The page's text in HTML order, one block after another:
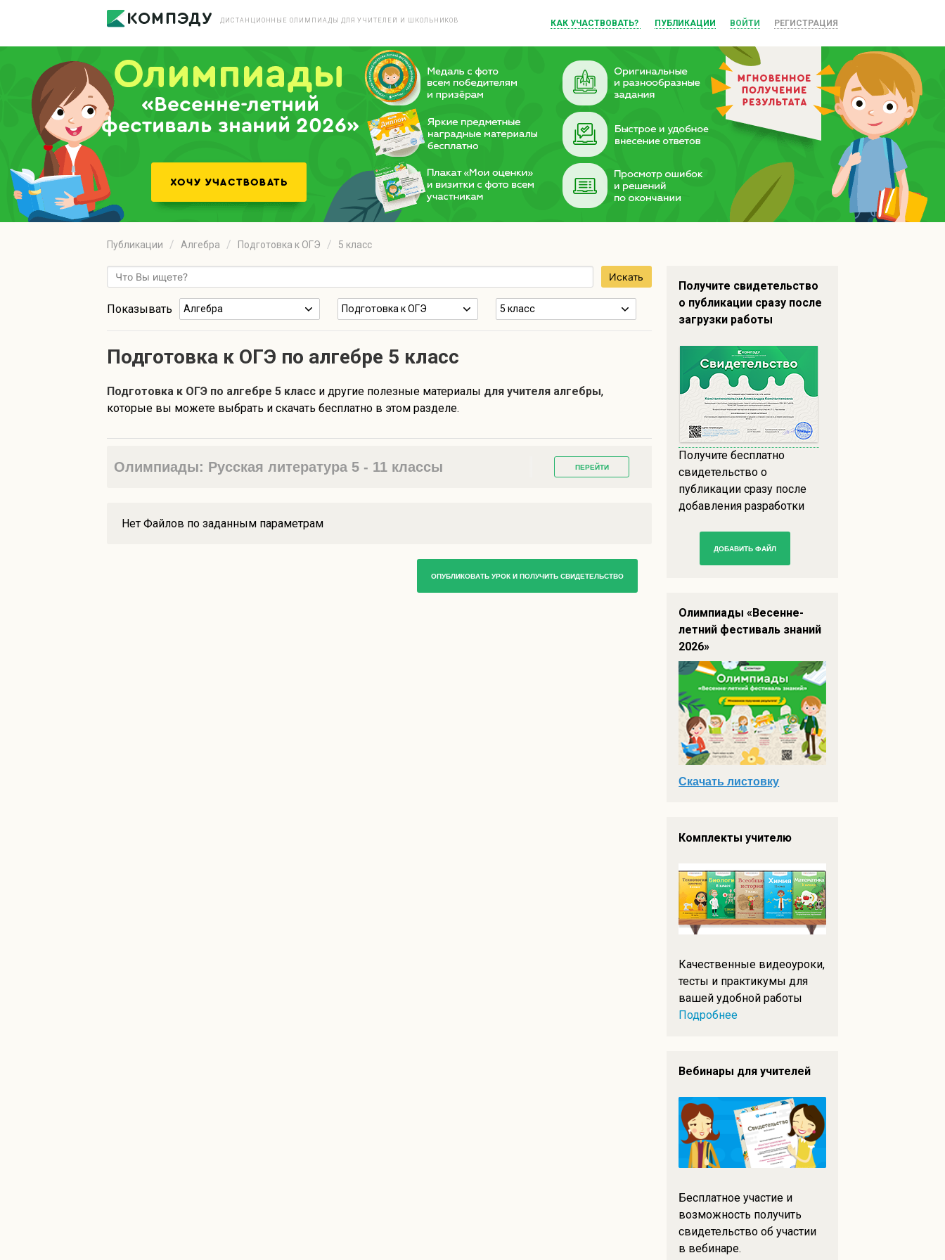
ДИСТАНЦИОННЫЕ ОЛИМПИАДЫ ДЛЯ УЧИТЕЛЕЙ И ШКОЛЬНИКОВ КАК УЧАСТВОВАТЬ? ПУБЛИКАЦИИ ВОЙТИ РЕГИСТРАЦИЯ
«Весенне-летний
фестиваль знаний 2026»
Публикации Алгебра Подготовка к ОГЭ 5 класс
Искать
Показывать Алгебра Подготовка к ОГЭ 5 класс
Подготовка к ОГЭ по алгебре 5 класс
Подготовка к ОГЭ по алгебре 5 класс и другие полезные материалы для учителя алгебры,
которые вы можете выбрать и скачать бесплатно в этом разделе.
Олимпиады: Русская литература 5 - 11 классы ПЕРЕЙТИ
Нет Файлов по заданным параметрам
ОПУБЛИКОВАТЬ УРОК И ПОЛУЧИТЬ СВИДЕТЕЛЬСТВО
Получите свидетельство
о публикации сразу после
загрузки работы
Получите бесплатно
свидетельство о
публикации сразу после
добавления разработки
ДОБАВИТЬ ФАЙЛ
Олимпиады «Весенне-
летний фестиваль знаний
2026»
Скачать листовку
Комплекты учителю
Качественные видеоуроки,
тесты и практикумы для
вашей удобной работы
Подробнее
Вебинары для учителей
Бесплатное участие и
возможность получить
свидетельство об участии
в вебинаре.